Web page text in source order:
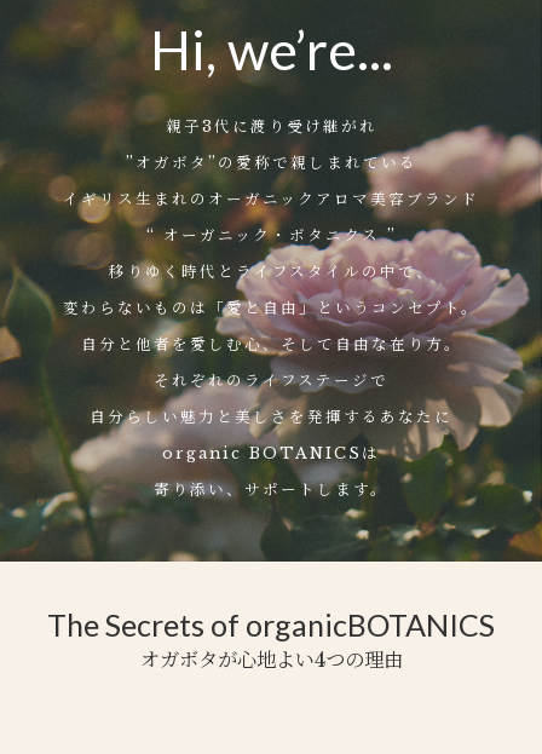
Hi, we’re...
親子3代に渡り受け継がれ
”オガボタ”の愛称で親しまれている
イギリス生まれのオーガニックアロマ美容ブランド
“ オーガニック・ボタニクス ”
移りゆく時代とライフスタイルの中で、
変わらないものは「愛と自由」というコンセプト。
自分と他者を愛しむ心、そして自由な在り方。
それぞれのライフステージで
自分らしい魅力と美しさを発揮するあなたに
organic BOTANICSは
寄り添い、サポートします。
The Secrets of organicBOTANICS
オガボタが心地よい4つの理由